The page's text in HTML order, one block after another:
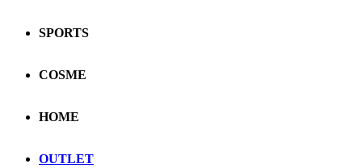
SPORTS
COSME
HOME
OUTLET